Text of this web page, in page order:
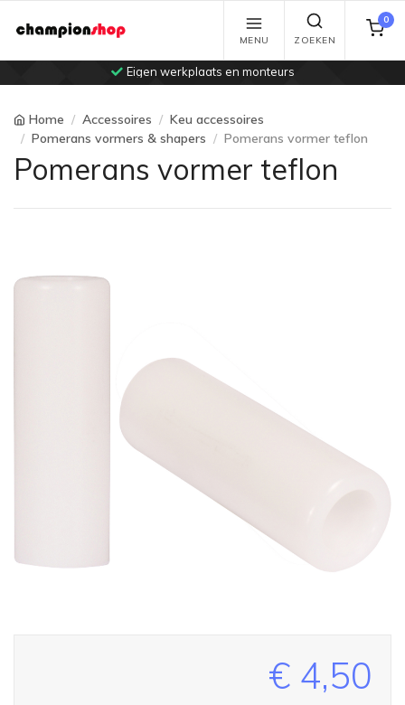
Eigen werkplaats en monteurs
MENU ZOEKEN
0
Home Accessoires
Keu accessoires
Pomerans vormers & shapers
Pomerans vormer teflon
Pomerans vormer teflon
€ 4,50